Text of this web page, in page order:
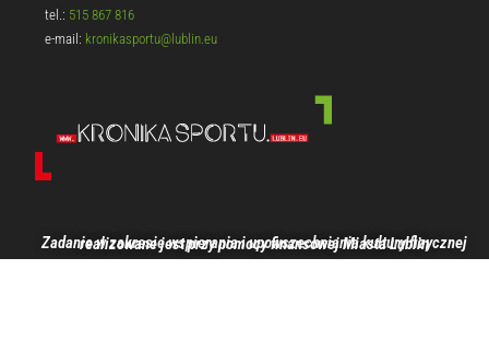
tel.: 515 867 816
e-mail: kronikasportu@lublin.eu
Zadanie w zakresie wspierania i upowszechniania kultury fizycznej realizowane jest przy pomocy finansowej Miasta Lublin